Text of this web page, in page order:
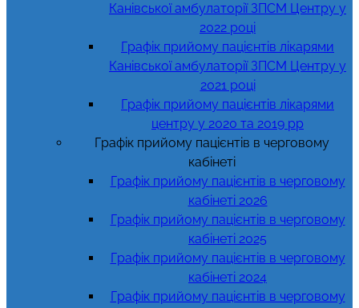
Канівської амбулаторії ЗПСМ Центру у
2022 році
Графік прийому пацієнтів лікарями
Канівської амбулаторії ЗПСМ Центру у
2021 році
Графік прийому пацієнтів лікарями
центру у 2020 та 2019 рр
Графік прийому пацієнтів в черговому
кабінеті
Графік прийому пацієнтів в черговому
кабінеті 2026
Графік прийому пацієнтів в черговому
кабінеті 2025
Графік прийому пацієнтів в черговому
кабінеті 2024
Графік прийому пацієнтів в черговому